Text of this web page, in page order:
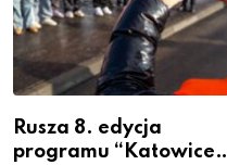
Rusza 8. edycja
programu “Katowice